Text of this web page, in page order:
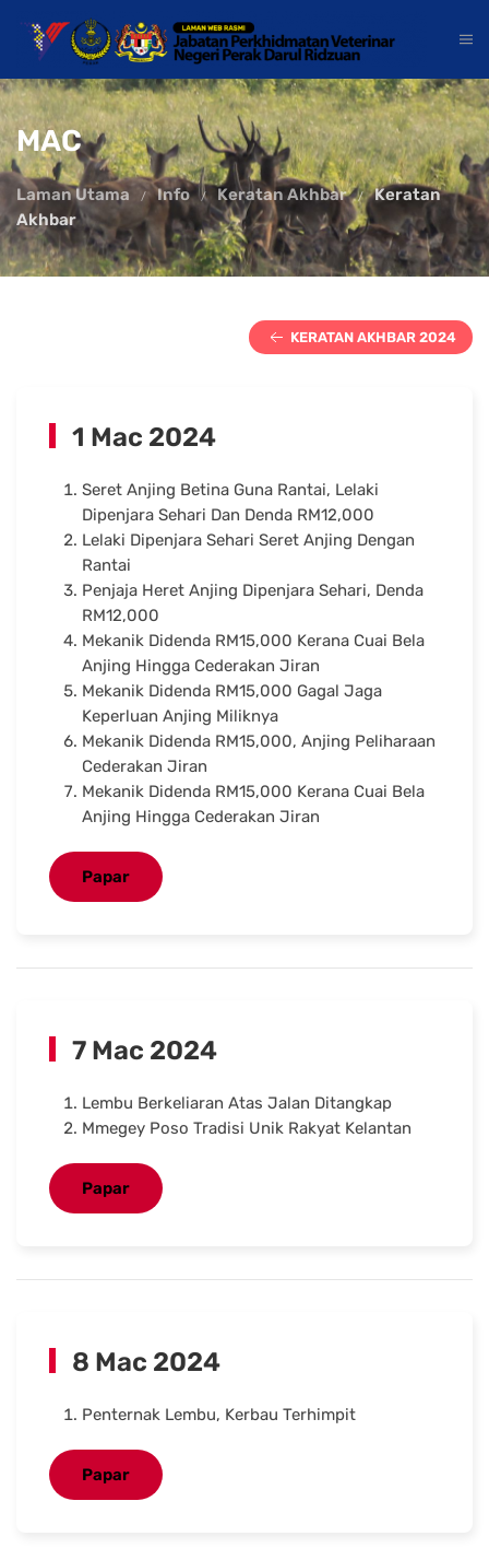
MAC
Laman Utama Info Keratan Akhbar
Keratan
Akhbar
KERATAN AKHBAR 2024
1 Mac 2024
Seret Anjing Betina Guna Rantai, Lelaki
Dipenjara Sehari Dan Denda RM12,000
Lelaki Dipenjara Sehari Seret Anjing Dengan
Rantai
Penjaja Heret Anjing Dipenjara Sehari, Denda
RM12,000
Mekanik Didenda RM15,000 Kerana Cuai Bela
Anjing Hingga Cederakan Jiran
Mekanik Didenda RM15,000 Gagal Jaga
Keperluan Anjing Miliknya
Mekanik Didenda RM15,000, Anjing Peliharaan
Cederakan Jiran
Mekanik Didenda RM15,000 Kerana Cuai Bela
Anjing Hingga Cederakan Jiran
Papar
7 Mac 2024
Lembu Berkeliaran Atas Jalan Ditangkap
Mmegey Poso Tradisi Unik Rakyat Kelantan
Papar
8 Mac 2024
Penternak Lembu, Kerbau Terhimpit
Papar